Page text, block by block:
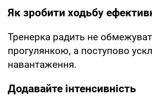
Як зробити ходьбу
Тренерка радить не
прогулянкою, а поступово
навантаження.
Додавайте інтенсивність